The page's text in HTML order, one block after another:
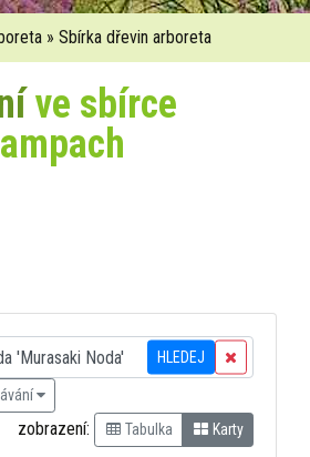
» Sbírka dřevin arboreta
ve sbírce
HLEDEJ
zobrazení: Tabulka Karty